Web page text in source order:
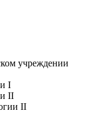
учреждении
I
II
II